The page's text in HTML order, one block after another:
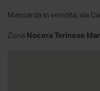
Mansarda in vendita, via
Zona Nocera Terinese